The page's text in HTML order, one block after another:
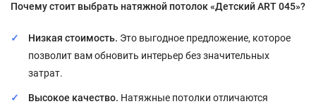
Почему стоит выбрать натяжной потолок «Детский ART 045»?
Низкая стоимость. Это выгодное предложение, которое
позволит вам обновить интерьер без значительных
затрат.
Высокое качество. Натяжные потолки отличаются